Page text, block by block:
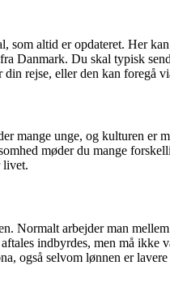
altid er opdateret. Her
Danmark. Du skal typisk
rejse, eller den kan foregå
mange unge, og kulturen
møder du mange
livet.
Normalt arbejder man
indbyrdes, men må
også selvom lønnen er